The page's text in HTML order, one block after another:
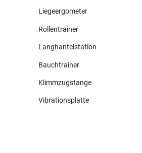
Liegeergometer
Rollentrainer
Langhantelstation
Bauchtrainer
Klimmzugstange
Vibrationsplatte